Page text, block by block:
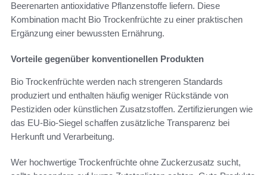
Beerenarten antioxidative Pflanzenstoffe liefern. Diese
Kombination macht Bio Trockenfrüchte zu einer praktischen
Ergänzung einer bewussten Ernährung.
Vorteile gegenüber konventionellen Produkten
Bio Trockenfrüchte werden nach strengeren Standards
produziert und enthalten häufig weniger Rückstände von
Pestiziden oder künstlichen Zusatzstoffen. Zertifizierungen wie
das EU-Bio-Siegel schaffen zusätzliche Transparenz bei
Herkunft und Verarbeitung.
Wer hochwertige Trockenfrüchte ohne Zuckerzusatz sucht,